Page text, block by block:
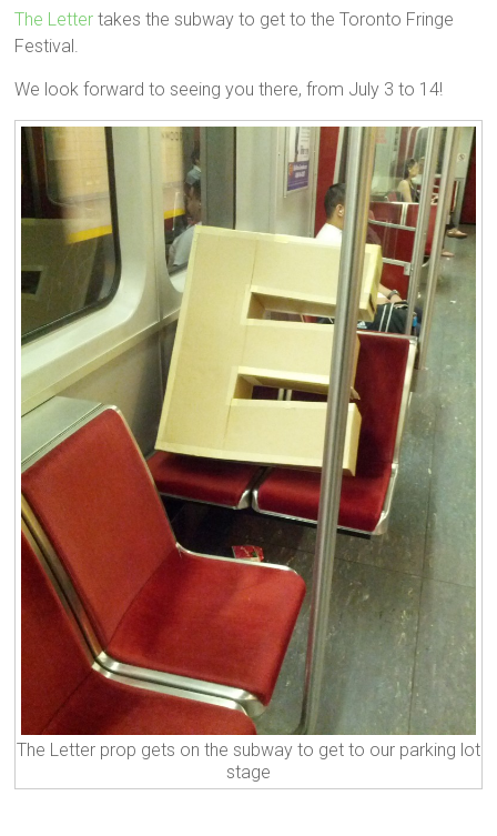
The Letter takes the subway to get to the Toronto Fringe
Festival.
We look forward to seeing you there, from July 3 to 14!
The Letter prop gets on the subway to get to our parking lot
stage